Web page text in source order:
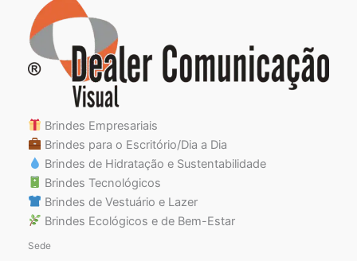
Brindes Empresariais
Brindes para o Escritório/Dia a Dia
Brindes de Hidratação e Sustentabilidade
Brindes Tecnológicos
Brindes de Vestuário e Lazer
Brindes Ecológicos e de Bem-Estar
Sede